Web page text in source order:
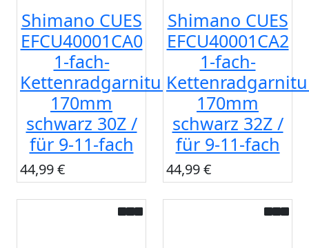
Shimano CUES
EFCU40001CA0
1-fach-
Kettenradgarnitur
170mm
schwarz 30Z /
für 9-11-fach
44,99 €
Shimano CUES
EFCU40001CA2
1-fach-
170mm
schwarz 32Z /
für 9-11-fach
44,99 €